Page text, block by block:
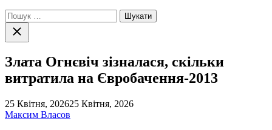
Пошук:
Закрити
пошук
Злата Огнєвіч зізналася, скільки
витратила на Євробачення-2013
25 Квітня, 202625 Квітня, 2026
Максим Власов